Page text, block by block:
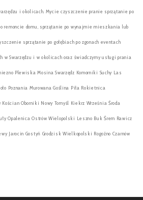
i okolicach. Mycie czyszczenie pranie sprzątanie po
remoncie domu, sprzątanie po wynajmie mieszkania lub
sprzątanie po gołębiach po zgonach eventach
w Swarzędzu i w okolicach oraz świadczymy usługi prania
Plewiska Mosina Swarzędz Komorniki Suchy Las
Poznania Murowana Goślina Piła Rokietnica
Oborniki Nowy Tomyśl Kiekrz Września Środa
Opalenica Ostrów Wielopolski Leszno Buk Śrem Rawicz
Jarocin Gostyń Grodzisk Wielkopolski Rogoźno Czarnów